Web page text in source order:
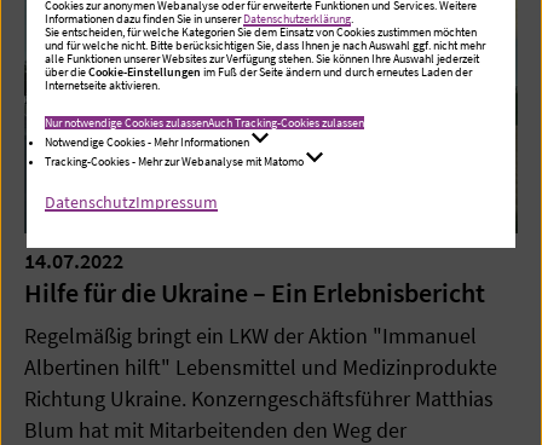
14.07.2022
Hilfe für die Ukraine – Ein Erlebnisbericht
Regelmäßig bringt ein LKW der Aktion "Immanuel
Albertinen hilft" Lebensmittel und Medizinprodukte
Richtung Ukraine. Konzerngeschäftsführer Matthias
Blum hat mit Mitarbeitenden den Weg der
Cookies zur anonymen Webanalyse oder für erweiterte Funktionen und Services. Weitere
Informationen dazu finden Sie in unsererDatenschutzerklärung.
Sie entscheiden, für welche Kategorien Sie dem Einsatz von Cookies zustimmen möchten
und für welche nicht. Bitte berücksichtigen Sie, dass Ihnen je nach Auswahl ggf. nicht mehr
alle Funktionen unserer Websites zur Verfügung stehen. Sie können Ihre Auswahl jederzeit
über dieCookie-Einstellungen im Fuß der Seite ändern und durch erneutes Laden der
Internetseite aktivieren.
Nur notwendige Cookies zulassenAuch Tracking-Cookies zulassen
Notwendige Cookies - Mehr Informationen
Tracking-Cookies - Mehr zur Webanalyse mit Matomo
DatenschutzImpressum